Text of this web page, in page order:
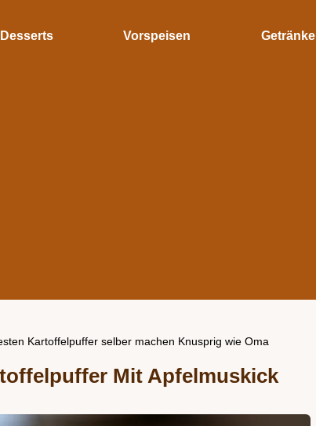
Desserts Vorspeisen Getränke
Kartoffelpuffer selber machen Knusprig wie Oma
Mit Apfelmuskick